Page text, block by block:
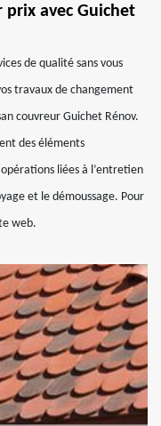
avec Guichet
de qualité sans vous
travaux de changement
couvreur Guichet Rénov.
des éléments
liées à l’entretien
et le démoussage. Pour
web.